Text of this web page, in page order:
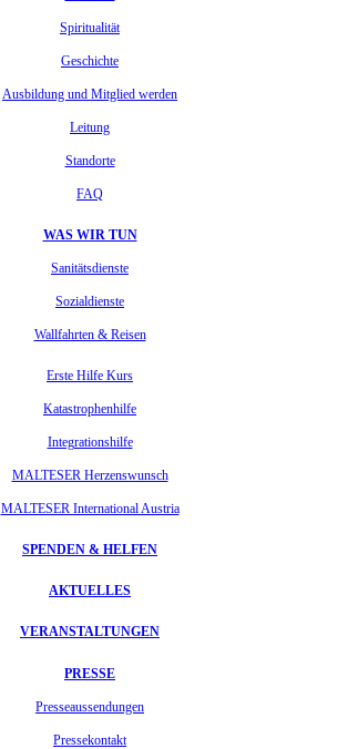
Spiritualität
Geschichte
Ausbildung und Mitglied werden
Leitung
Standorte
FAQ
WAS WIR TUN
Sanitätsdienste
Sozialdienste
Wallfahrten & Reisen
Erste Hilfe Kurs
Katastrophenhilfe
Integrationshilfe
MALTESER Herzenswunsch
MALTESER International Austria
SPENDEN & HELFEN
AKTUELLES
VERANSTALTUNGEN
PRESSE
Presseaussendungen
Pressekontakt